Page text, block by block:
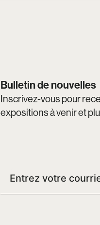
Bulletin de nouvelles
Inscrivez-vous pour
expositions à venir et